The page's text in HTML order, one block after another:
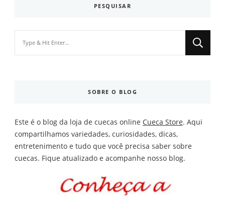
PESQUISAR
SOBRE O BLOG
Este é o blog da loja de cuecas online Cueca Store. Aqui
compartilhamos variedades, curiosidades, dicas,
entretenimento e tudo que você precisa saber sobre
cuecas. Fique atualizado e acompanhe nosso blog.